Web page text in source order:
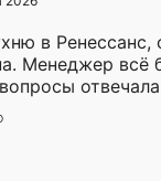
только
в Ренессанс,
Менеджер всё
в субботу,
работали